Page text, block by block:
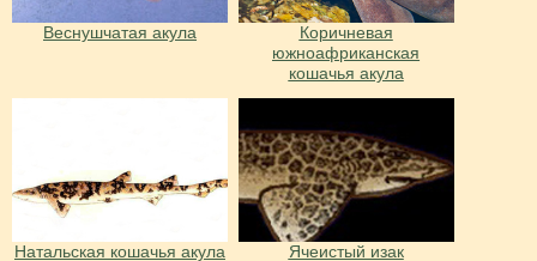
Веснушчатая акула
Коричневая
южноафриканская
кошачья акула
Натальская кошачья акула Ячеистый изак